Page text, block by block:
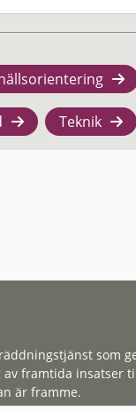
Teknik
som
av framtida insatser
är framme.